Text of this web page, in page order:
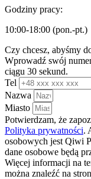
Godziny pracy:
10:00-18:00 (pon.-pt.)
Czy chcesz, abyśmy
Wprowadź swój
ciągu 30 sekund.
Tel
Nazwa
Miasto
Potwierdzam, że
Polityka prywatności.
osobowych jest Qiwi
dane osobowe będą
Więcej informacji na
można znaleźć na